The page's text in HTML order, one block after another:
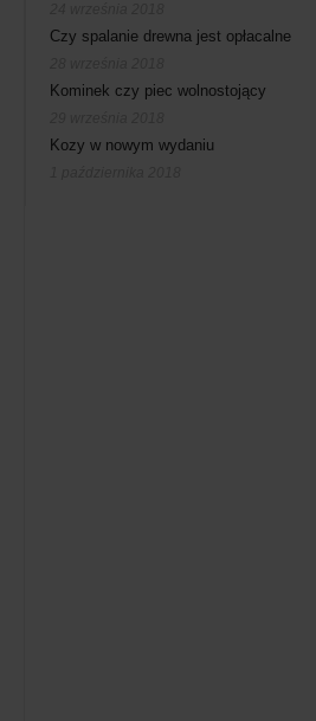
Czy spalanie drewna jest opłacalne
Kominek czy piec wolnostojący
Kozy w nowym wydaniu